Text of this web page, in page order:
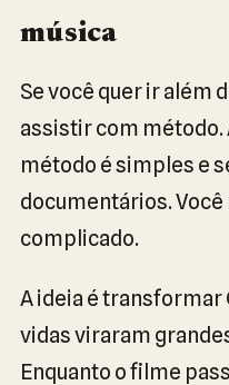
música
Se você quer ir além
assistir com método.
método é simples e
documentários. Você
complicado.
A ideia é transformar
vidas viraram
Enquanto o filme